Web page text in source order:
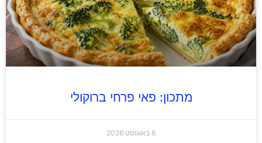
מתכון: פאי פרחי ברוקולי
6 באוגוסט 2026